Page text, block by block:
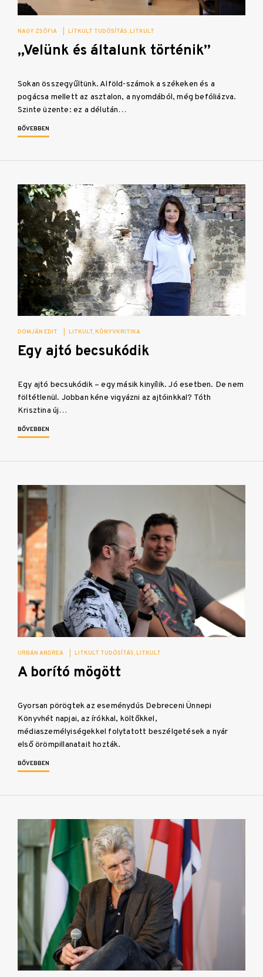
NAGY ZSÓFIA LITKULT TUDÓSÍTÁS LITKULT
„Velünk és általunk történik”
Sokan összegyűltünk. Alföld-számok a székeken és a
pogácsa mellett az asztalon, a nyomdából, még befóliázva.
Szinte üzente: ez a délután…
BŐVEBBEN
DOMJÁN EDIT LITKULT KÖNYVKRITIKA
Egy ajtó becsukódik
Egy ajtó becsukódik – egy másik kinyílik. Jó esetben. De nem
föltétlenül. Jobban kéne vigyázni az ajtóinkkal? Tóth
Krisztina új…
BŐVEBBEN
URBÁN ANDREA LITKULT TUDÓSÍTÁS LITKULT
A borító mögött
Gyorsan pörögtek az eseménydús Debreceni Ünnepi
Könyvhét napjai, az írókkal, költőkkel,
médiaszemélyiségekkel folytatott beszélgetések a nyár
első örömpillanatait hozták.
BŐVEBBEN